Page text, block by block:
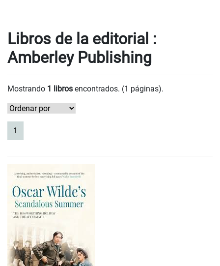
Libros de la editorial :
Amberley Publishing
Mostrando 1 libros encontrados. (1 páginas).
1